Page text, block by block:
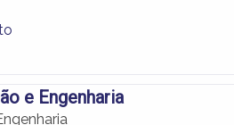
e Engenharia